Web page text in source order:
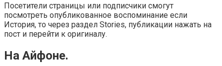
Посетители страницы или подписчики смогут
посмотреть опубликованное воспоминание если
История, то через раздел Stories, публикации нажать на
пост и перейти к оригиналу.
На Айфоне.